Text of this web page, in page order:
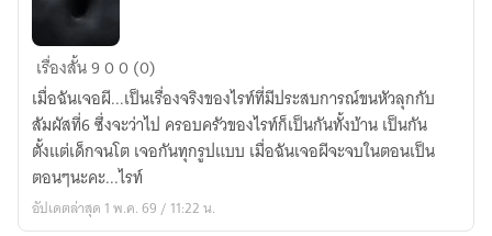
โรงแรม(เด็ก)หลอน
เรื่องสั้น900 (0)
เมื่อฉันเจอผี...เป็นเรื่องจริงของไรท์ที่มีประสบการณ์ขนหัวลุกกับ
สัมผัสที่6 ซึ่งจะว่าไป ครอบครัวของไรท์ก็เป็นกันทั้งบ้าน เป็นกัน
ตั้งแต่เด็กจนโต เจอกันทุกรูปแบบ เมื่อฉันเจอผีจะจบในตอนเป็น
ตอนๆนะคะ...ไรท์
อัปเดตล่าสุด 1 พ.ค. 69 / 11:22 น.